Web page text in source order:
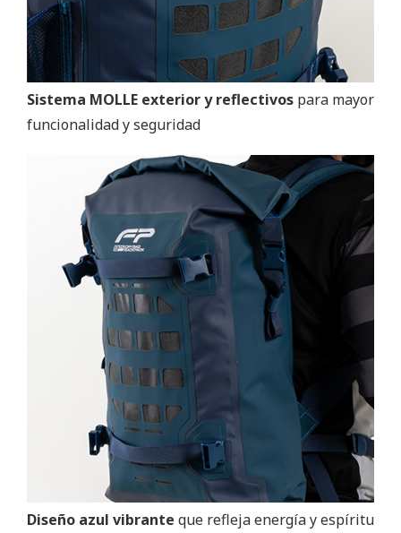
Sistema MOLLE exterior y reflectivos para mayor
funcionalidad y seguridad
Diseño azul vibrante que refleja energía y espíritu